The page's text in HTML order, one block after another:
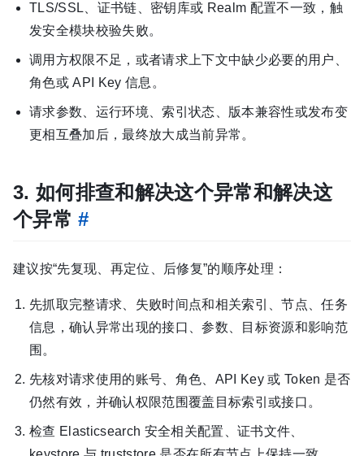
TLS/SSL、证书链、密钥库或 Realm 配置不一致，触
发安全模块校验失败。
调用方权限不足，或者请求上下文中缺少必要的用户、
角色或 API Key 信息。
请求参数、运行环境、索引状态、版本兼容性或发布变
更相互叠加后，最终放大成当前异常。
3. 如何排查和解决这个异常和解决这
个异常#
建议按“先复现、再定位、后修复”的顺序处理：
先抓取完整请求、失败时间点和相关索引、节点、任务
信息，确认异常出现的接口、参数、目标资源和影响范
围。
先核对请求使用的账号、角色、API Key 或 Token 是否
仍然有效，并确认权限范围覆盖目标索引或接口。
检查 Elasticsearch 安全相关配置、证书文件、